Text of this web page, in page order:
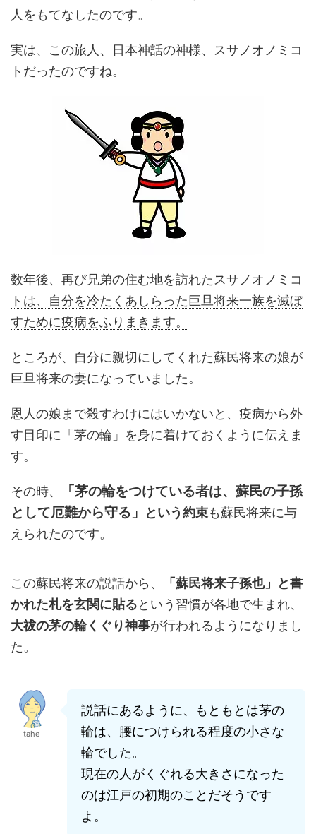
人をもてなしたのです。
実は、この旅人、日本神話の神様、スサノオノミコ
トだったのですね。
数年後、再び兄弟の住む地を訪れた スサノオノミコ
トは、自分を冷たくあしらった巨旦将来一族を滅ぼ
すために疫病をふりまきます。
ところが、自分に親切にしてくれた蘇民将来の娘が
巨旦将来の妻になっていました。
恩人の娘まで殺すわけにはいかないと、疫病から外
す目印に「茅の輪」を身に着けておくように伝えま
す。
その時、
「茅の輪をつけている者は、蘇民の子孫
として厄難から守る」
という約束も蘇民将来に与
えられたのです。
この蘇民将来の説話から、
「蘇民将来子孫也」と書
かれた札を玄関に貼るという習慣が各地で生まれ、
大祓の茅の輪くぐり神事が行われるようになりまし
た。
tahe
説話にあるように、もともとは茅の
輪は、腰につけられる程度の小さな
輪でした。
現在の人がくぐれる大きさになった
のは江戸の初期のことだそうです
よ。